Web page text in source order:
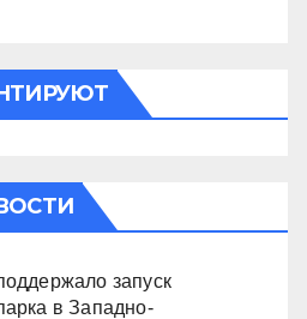
запуск
в Западно-